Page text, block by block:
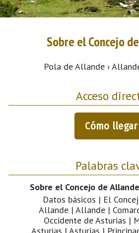
Sobre el Concejo
Pola de Allande ›
Acceso
Cómo llegar
Palabras
Sobre el Concejo de Allande
Datos básicos | El
Allande | Allande |
Occidente de Asturias |
Asturias | Asturias |